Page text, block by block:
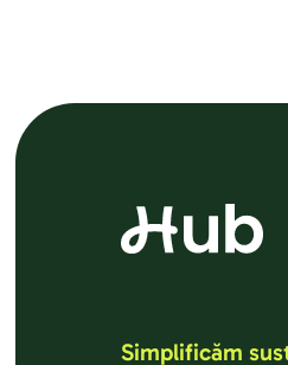
Simplificăm